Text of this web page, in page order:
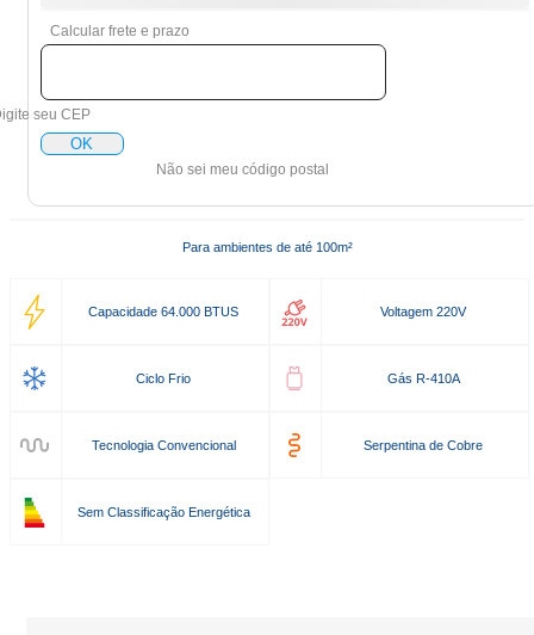
Calcular frete e prazo
seu CEP
OK
Não sei meu código postal
Para ambientes de até 100m²
Capacidade 64.000 BTUS Voltagem 220V
Ciclo Frio Gás R-410A
Tecnologia Convencional Serpentina de Cobre
Sem Classificação Energética